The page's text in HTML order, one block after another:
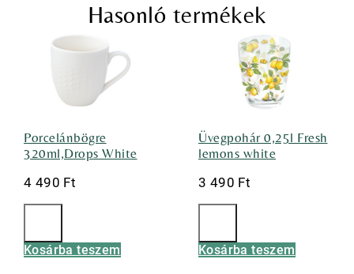
Hasonló termékek
Porcelánbögre
320ml,Drops White
4 490 Ft
Kosárba teszem
Üvegpohár 0,25l Fresh
lemons white
3 490 Ft
Kosárba teszem